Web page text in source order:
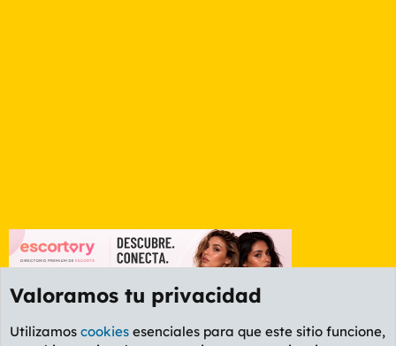
Valoramos tu privacidad
Utilizamos cookies esenciales para que este sitio funcione,